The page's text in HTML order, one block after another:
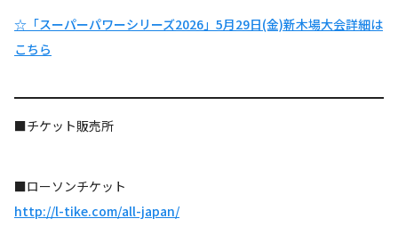
☆「スーパーパワーシリーズ2026」5月29日(金)新木場大会詳細は
こちら
■チケット販売所
■ローソンチケット
http://l-tike.com/all-japan/